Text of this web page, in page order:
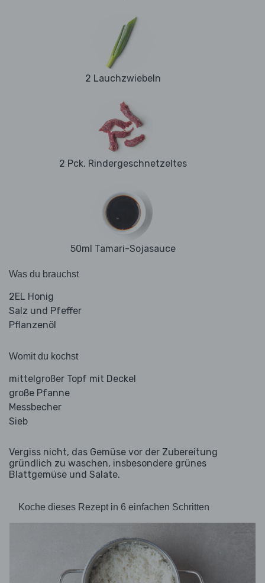
2 Lauchzwiebeln
2 Pck. Rindergeschnetzeltes
50ml Tamari-Sojasauce
Was du brauchst
2EL Honig
Salz und Pfeffer
Pflanzenöl
Womit du kochst
mittelgroßer Topf mit Deckel
große Pfanne
Messbecher
Sieb
Vergiss nicht, das Gemüse vor der Zubereitung
gründlich zu waschen, insbesondere grünes
Blattgemüse und Salate.
Koche dieses Rezept in 6 einfachen Schritten